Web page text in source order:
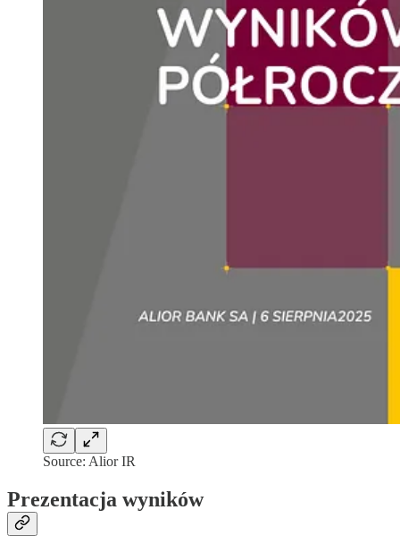
Source: Alior IR
Prezentacja wyników